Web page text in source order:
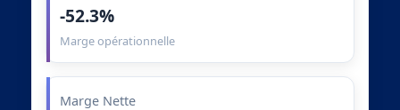
-52.3%
Marge opérationnelle
Marge Nette